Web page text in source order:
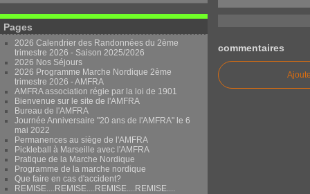
Pages
2026 Calendrier des Randonnées du 2ème
trimestre 2026 - Saison 2025/2026
2026 Nos Séjours
2026 Programme Marche Nordique 2ème
trimestre 2026 - AMFRA
AMFRA association régie par la loi de 1901
Bienvenue sur le site de l'AMFRA
Bureau de l'AMFRA
Journée Anniversaire "20 ans de l'AMFRA" le 6
mai 2022
Permanences au siège de l'AMFRA
Pickleball à Marseille avec l'AMFRA
Pratique de la Marche Nordique
Programme de la marche nordique
Que faire en cas d'accident?
REMISE....REMISE....REMISE....REMISE....
commentaires